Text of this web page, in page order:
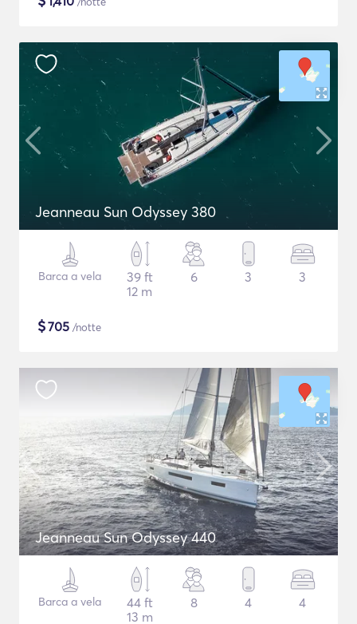
Jeanneau Sun Odyssey 380
Barca a vela
39 ft
12 m
6 3 3
$705 /notte
Jeanneau Sun Odyssey 440
Barca a vela
44 ft
13 m
8 4 4